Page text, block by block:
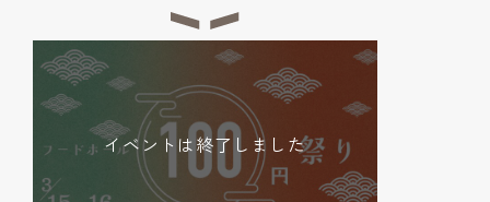
イベントは終了しました